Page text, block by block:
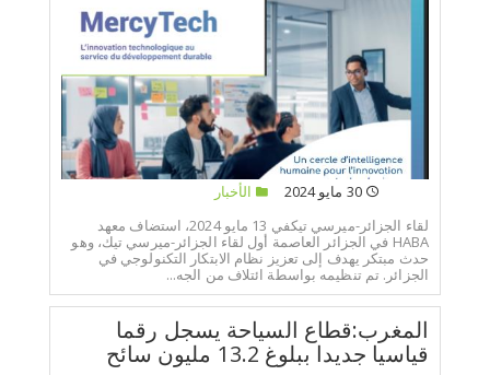
30 مايو 2024
الأخبار
لقاء الجزائر-ميرسي تيكفي 13 مايو 2024، استضاف معهد
HABA في الجزائر العاصمة أول لقاء الجزائر-ميرسي تيك، وهو
حدث مبتكر يهدف إلى تعزيز نظام الابتكار التكنولوجي في
الجزائر. تم تنظيمه بواسطة ائتلاف من الجه...
المغرب:قطاع السياحة يسجل رقما
قياسيا جديدا ببلوغ 13.2 مليون سائح